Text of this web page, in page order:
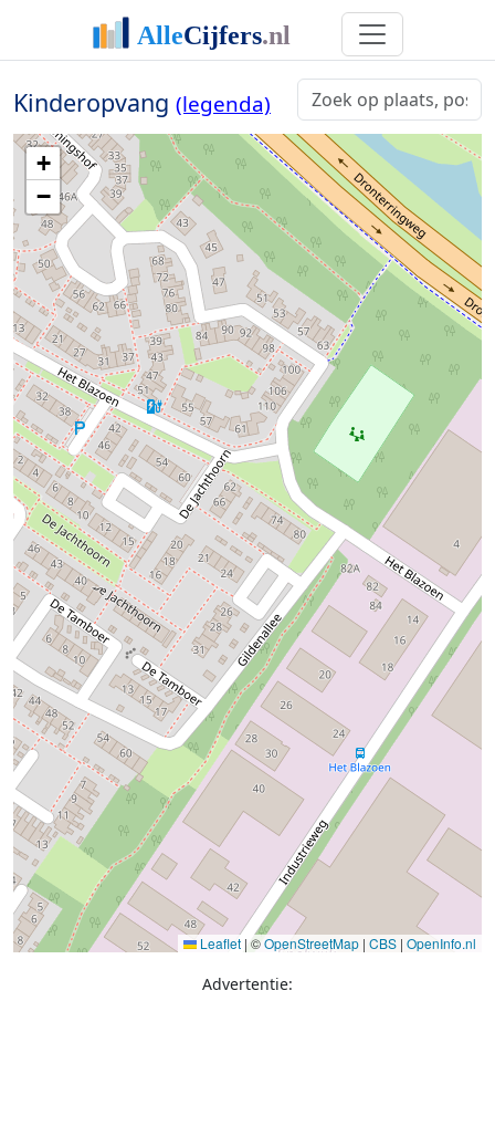
Kinderopvang (legenda)
+
−
Leaflet | ©OpenStreetMap | CBS | OpenInfo.nl
Advertentie: